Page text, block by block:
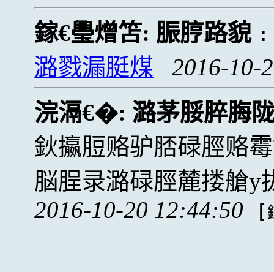
鎵€璺熷笘: 脤脝路貌
潞戮漏脡煤
2016-10-
浣滆€�: 潞茅脮脺脢
鈥攍脰赂驴脴碌脛赂
脳脭录潞碌脛麓搂艙y
2016-10-20 12:44:50
[